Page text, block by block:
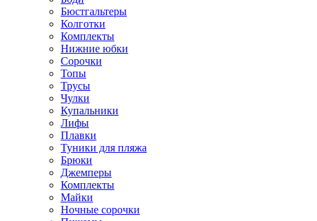
Бюстгальтеры
Колготки
Комплекты
Нижние юбки
Сорочки
Топы
Трусы
Чулки
Купальники
Лифы
Плавки
Туники для пляжа
Брюки
Джемперы
Комплекты
Майки
Ночные сорочки